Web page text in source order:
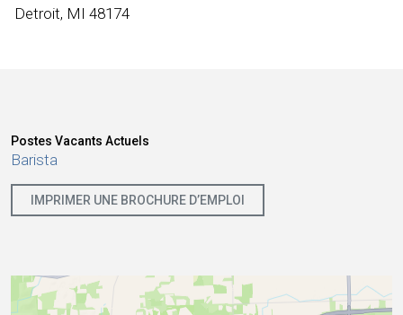
Detroit, MI 48174
Postes Vacants Actuels
Barista
IMPRIMER UNE BROCHURE D’EMPLOI